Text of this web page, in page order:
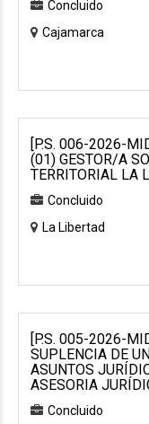
Concluido
Cajamarca
[P.S. 006-2026-
(01) GESTOR/A
TERRITORIAL LA
Concluido
La Libertad
[P.S. 005-2026-
SUPLENCIA DE
ASUNTOS
ASESORIA
Concluido